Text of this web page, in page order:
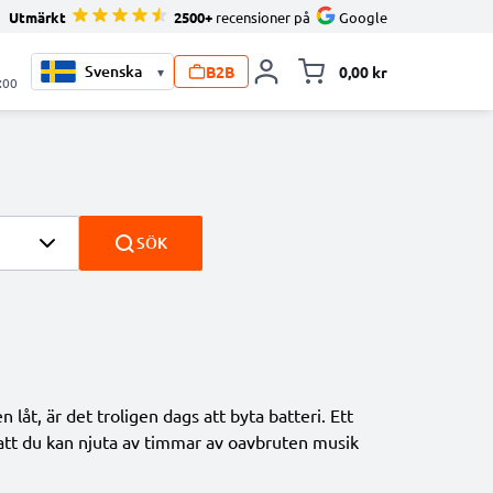
Utmärkt 2500+ recensioner på Google
▾ B2B 0,00 kr
SÖK
låt, är det troligen dags att byta batteri. Ett
du kan njuta av timmar av oavbruten musik